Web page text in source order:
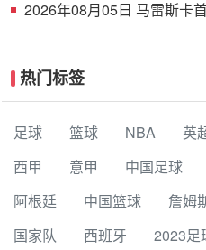
2026年08月05日 马雷斯卡
热门标签
足球 篮球 NBA 英
西甲
意甲 中国足球
阿根廷
中国篮球 詹姆
国家队
西班牙
2023足